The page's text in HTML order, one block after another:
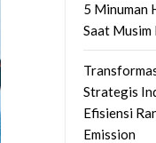
5 Minuman
Saat
Strategis
Efisiensi
Emission